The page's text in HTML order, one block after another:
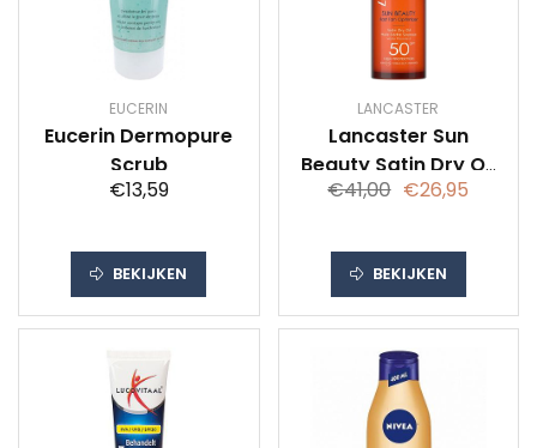
EUCERIN
Eucerin Dermopure
Scrub
€13,59
BEKIJKEN
LANCASTER
Lancaster Sun
Beauty Satin Dry Oil
SPF 50, 150 ml
€41,00 €26,95
BEKIJKEN